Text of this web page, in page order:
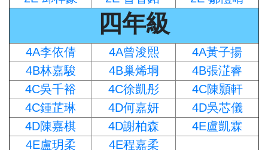
四年級
4A李依倩 4A曾浚熙
4A黃子揚
4B林嘉駿
4B巢烯垌
4B張淽睿
4C吳千裕
4C徐凱彤
4C陳顥軒
4C鍾芷琳
4D何嘉妍
4D吳芯儀
4D陳嘉棋
4D謝柏森
4E盧凱霖
4E盧玥柔
4E程嘉柔